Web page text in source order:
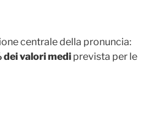
centrale della pronuncia:
valori medi prevista per le